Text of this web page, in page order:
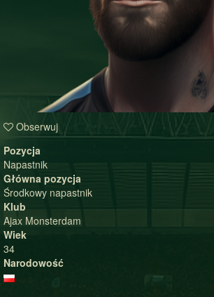
Obserwuj
Pozycja
Napastnik
Główna pozycja
Środkowy napastnik
Klub
Ajax Monsterdam
Wiek
34
Narodowość